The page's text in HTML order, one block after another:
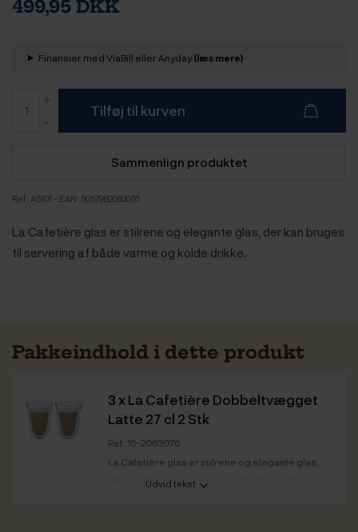
499,95 DKK
Finansier med ViaBill eller Anyday(læs mere)
Tilføj til kurven
Sammenlign produktet
Ref: A5101 - EAN: 5057982083076
La Cafetière glas er stilrene og elegante glas, der kan bruges
til servering af både varme og kolde drikke.
Pakkeindhold i dette produkt
3 xLa Cafetière Dobbeltvægget
Latte 27 cl 2 Stk
Ref: 15-2083076
La Cafetière glas er stilrene og elegante glas,
der kan bruges til servering af både varme og...
Udvid tekst